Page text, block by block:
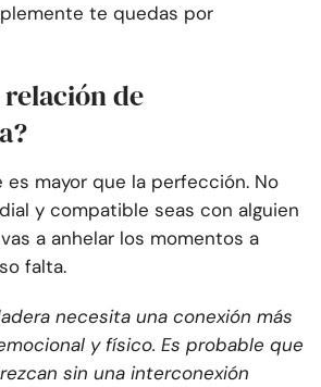
te quedas por
relación de
mayor que la perfección. No
y compatible seas con alguien
a anhelar los momentos a
falta.
necesita una conexión más
y físico. Es probable que
sin una interconexión